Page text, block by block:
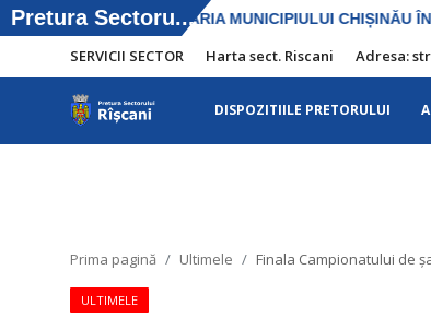
SERVICII SECTOR Harta sect. Riscani Adresa:
DISPOZITIILE PRETORULUI
Adresa: str. Kiev 3 | tel: +373 (22) 44 10
98 | mail: pretura.riscani@gmail.com
Prima pagină Ultimele Finala Campionatului de
ULTIMELE